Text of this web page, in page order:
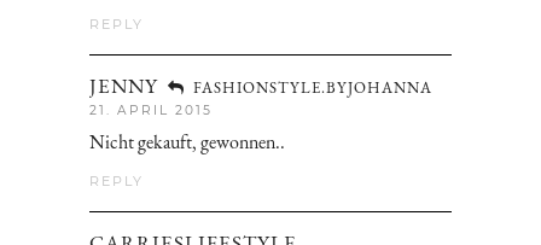
REPLY
JENNY FASHIONSTYLE.BYJOHANNA
21. APRIL 2015
Nicht gekauft, gewonnen..
REPLY